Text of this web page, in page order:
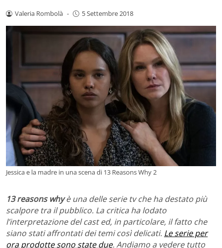
Valeria Rombolà - 5 Settembre 2018
Jessica e la madre in una scena di 13 Reasons Why 2
13 reasons whyè una delle serie tv che ha destato più
scalpore tra il pubblico. La critica ha lodato
l’interpretazione del cast ed, in particolare, il fatto che
siano stati affrontati dei temi così delicati. Le serie per
ora prodotte sono state due. Andiamo a vedere tutto